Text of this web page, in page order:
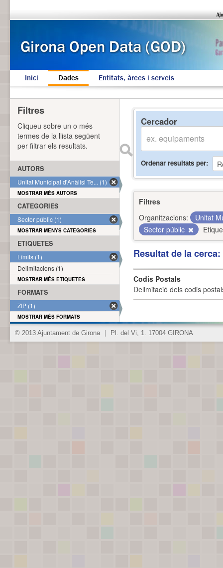
Inici Dades Entitats, àrees i serveis
Cercador
Ordenar resultats per
Filtres
Organitzacions:
Unitat
Sector públic
Resultat de la
Codis Postals
Delimitació dels codis
Filtres
Cliqueu sobre un o més
termes de la llista següent
per filtrar els resultats.
AUTORS
Unitat Municipal d'Anàlisi Te... (1)
MOSTRAR MÉS AUTORS
CATEGORIES
Sector públic (1)
MOSTRAR MENYS CATEGORIES
ETIQUETES
Límits (1)
Delimitacions (1)
MOSTRAR MÉS ETIQUETES
FORMATS
ZIP (1)
MOSTRAR MÉS FORMATS
© 2013 Ajuntament de Girona Pl. del Vi, 1. 17004 GIRONA